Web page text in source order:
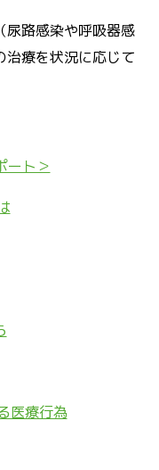
尿路感染や呼吸器感
治療を状況に応じて
ート＞
医療行為